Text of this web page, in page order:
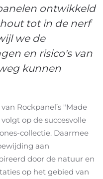
ontwikkeld
tot in de nerf
we de
en risico's van
kunnen
Rockpanel’s "Made
op de succesvolle
collectie. Daarmee
aan
door de natuur en
op het gebied van